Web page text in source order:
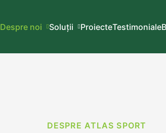
Despre noi Soluții ProiecteTestimoniale
DESPRE ATLAS SPORT